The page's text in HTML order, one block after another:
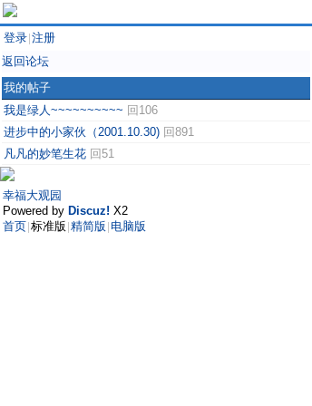
登录 注册
返回论坛
我的帖子
我是绿人~~~~~~~~~~ 回106
进步中的小家伙（2001.10.30) 回891
凡凡的妙笔生花 回51
幸福大观园
Powered by Discuz! X2
首页 标准版 精简版 电脑版